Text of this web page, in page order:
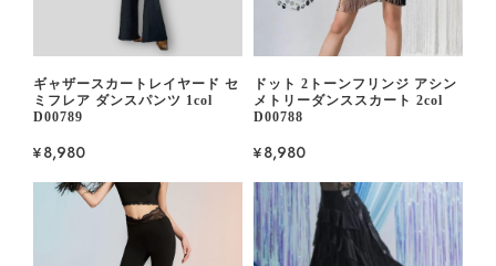
ギャザースカートレイヤード セ
ミフレア ダンスパンツ 1col
D00789
¥8,980
ドット 2トーンフリンジ アシン
メトリーダンススカート 2col
D00788
¥8,980